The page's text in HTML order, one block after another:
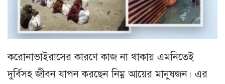
করোনাভাইরাসের কারণে কাজ না থাকায় এমনিতেই
দুর্বিসহ জীবন যাপন করছেন নিম্ন আয়ের মানুষজন। এর